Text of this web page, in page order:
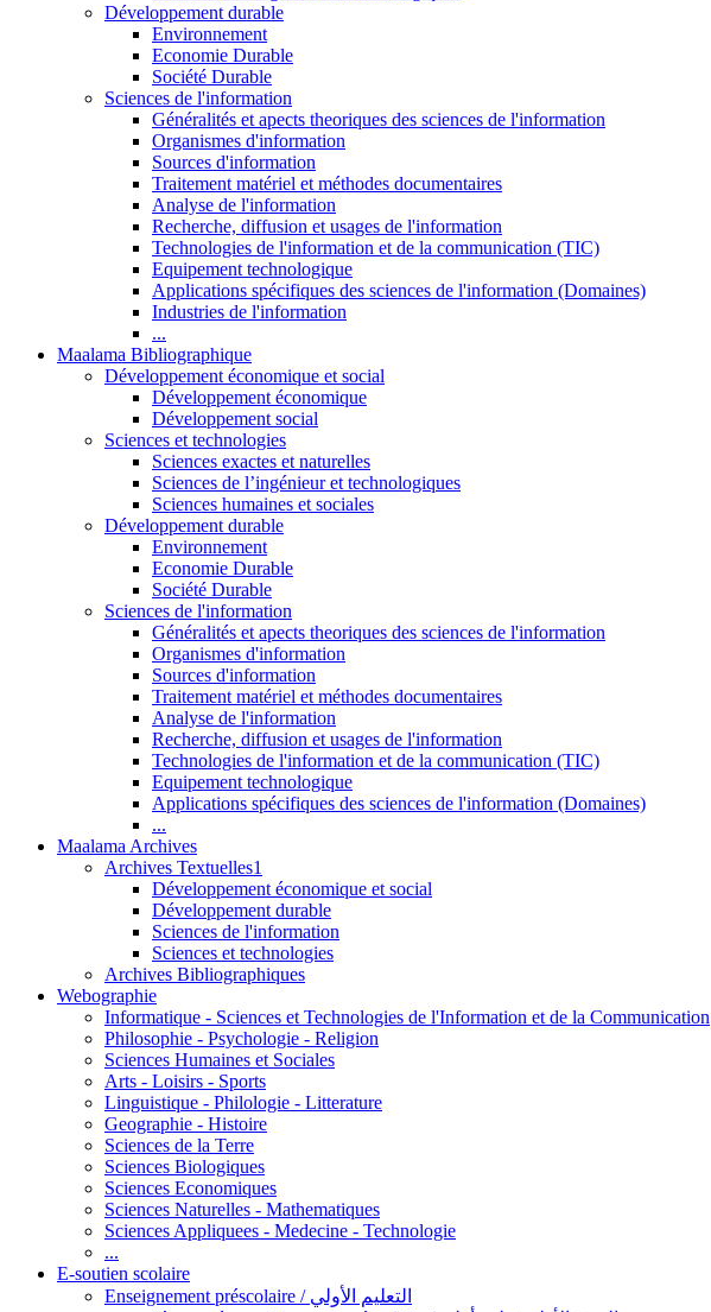
Développement durable
Environnement
Economie Durable
Société Durable
Sciences de l'information
Généralités et apects theoriques des sciences de l'information
Organismes d'information
Sources d'information
Traitement matériel et méthodes documentaires
Analyse de l'information
Recherche, diffusion et usages de l'information
Technologies de l'information et de la communication (TIC)
Equipement technologique
Applications spécifiques des sciences de l'information (Domaines)
Industries de l'information
...
Maalama Bibliographique
Développement économique et social
Développement économique
Développement social
Sciences et technologies
Sciences exactes et naturelles
Sciences de l’ingénieur et technologiques
Sciences humaines et sociales
Développement durable
Environnement
Economie Durable
Société Durable
Sciences de l'information
Généralités et apects theoriques des sciences de l'information
Organismes d'information
Sources d'information
Traitement matériel et méthodes documentaires
Analyse de l'information
Recherche, diffusion et usages de l'information
Technologies de l'information et de la communication (TIC)
Equipement technologique
Applications spécifiques des sciences de l'information (Domaines)
...
Maalama Archives
Archives Textuelles1
Développement économique et social
Développement durable
Sciences de l'information
Sciences et technologies
Archives Bibliographiques
Webographie
Informatique - Sciences et Technologies de l'Information et de la Communication
Philosophie - Psychologie - Religion
Sciences Humaines et Sociales
Arts - Loisirs - Sports
Linguistique - Philologie - Litterature
Geographie - Histoire
Sciences de la Terre
Sciences Biologiques
Sciences Economiques
Sciences Naturelles - Mathematiques
Sciences Appliquees - Medecine - Technologie
...
E-soutien scolaire
Enseignement préscolaire / التعليم الأولي